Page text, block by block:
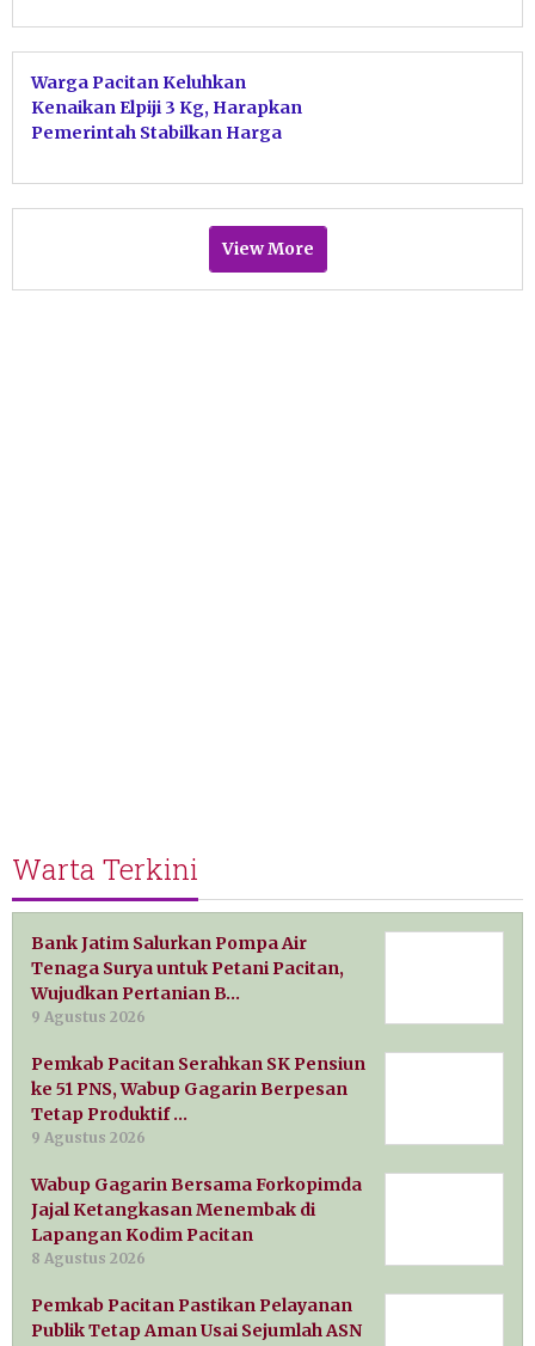
Warga Pacitan Keluhkan
Kenaikan Elpiji 3 Kg, Harapkan
Pemerintah Stabilkan Harga
View More
Warta Terkini
Bank Jatim Salurkan Pompa Air
Tenaga Surya untuk Petani Pacitan,
Wujudkan Pertanian B…
9 Agustus 2026
Pemkab Pacitan Serahkan SK Pensiun
ke 51 PNS, Wabup Gagarin Berpesan
Tetap Produktif …
9 Agustus 2026
Wabup Gagarin Bersama Forkopimda
Jajal Ketangkasan Menembak di
Lapangan Kodim Pacitan
8 Agustus 2026
Pemkab Pacitan Pastikan Pelayanan
Publik Tetap Aman Usai Sejumlah ASN